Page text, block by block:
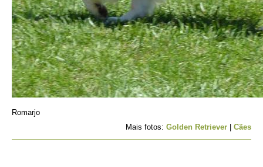
Romarjo
Mais fotos: Golden Retriever Cães